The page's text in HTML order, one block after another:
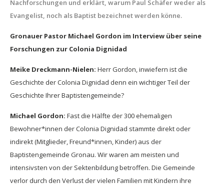
Nachforschungen und erklärt, warum Paul Schäfer weder als
Evangelist, noch als Baptist bezeichnet werden könne.
Gronauer Pastor Michael Gordon im Interview über seine
Forschungen zur Colonia Dignidad
Meike Dreckmann-Nielen: Herr Gordon, inwiefern ist die
Geschichte der Colonia Dignidad denn ein wichtiger Teil der
Geschichte Ihrer Baptistengemeinde?
Michael Gordon: Fast die Hälfte der 300 ehemaligen
Bewohner*innen der Colonia Dignidad stammte direkt oder
indirekt (Mitglieder, Freund*innen, Kinder) aus der
Baptistengemeinde Gronau. Wir waren am meisten und
intensivsten von der Sektenbildung betroffen. Die Gemeinde
verlor durch den Verlust der vielen Familien mit Kindern ihre